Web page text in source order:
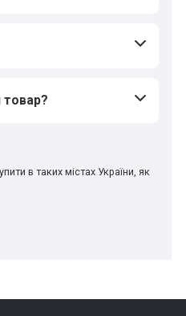
в таких містах України, як